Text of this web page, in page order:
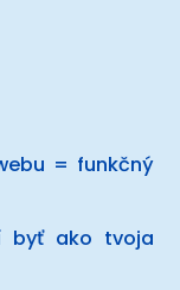
= funkčný
byť ako tvoja